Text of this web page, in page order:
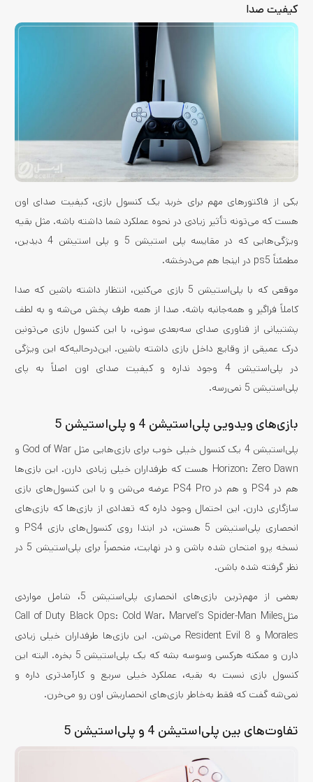
کیفیت صدا
یکی از فاکتورهای مهم برای خرید یک کنسول بازی، کیفیت صدای اون
هست که می‌تونه تأثیر زیادی در نحوه عملکرد شما داشته باشه. مثل بقیه
ویژگی‌هایی که در مقایسه پلی استیشن 5 و پلی استیشن 4 دیدین،
مطمئناً ps5 در اینجا هم می‌‌درخشه.
موقعی که با پلی‌استیشن 5 بازی می‌کنین، انتظار داشته باشین که صدا
کاملاً فراگیر و همه‌جانبه باشه. صدا از همه طرف پخش می‌شه و به لطف
پشتیبانی از فناوری صدای سه‌بعدی سونی، با این کنسول بازی می‌تونین
درک عمیقی از وقایع داخل بازی داشته باشین. این‌درحالیه‌که این ویژگی
در پلی‌استیشن 4 وجود نداره و کیفیت صدای اون اصلاً به پای
پلی‌استیشن 5 نمی‌رسه.
بازی‌های ویدویی پلی‌استیشن 4 و پلی‌استیشن 5
پلی‌استیشن 4 یک کنسول خیلی خوب برای بازی‌هایی مثل God of War و
Horizon: Zero Dawn هست که طرفداران خیلی زیادی دارن. این بازی‌ها
هم در PS4 و هم در PS4 Pro عرضه می‌شن و با این کنسول‌های بازی
سازگاری دارن. این احتمال وجود داره که تعدادی از بازی‌ها که بازی‌های
انحصاری پلی‌استیشن 5 هستن، در ابتدا روی کنسول‌های بازی PS4 و
نسخه پرو امتحان شده باشن و در نهایت، منحصراً برای پلی‌استیشن 5 در
نظر گرفته شده باشن.
بعضی از مهم‌ترین بازی‌های انحصاری پلی‌استیشن 5، شامل مواردی
مثلCall of Duty Black Ops: Cold War، Marvel’s Spider-Man Miles
Morales و Resident Evil 8 می‌شن. این بازی‌ها طرفداران خیلی زیادی
دارن و ممکنه هرکسی وسوسه بشه که یک پلی‌استیشن 5 بخره. البته این
کنسول بازی نسبت به بقیه، عملکرد خیلی سریع و کارآمدتری داره و
نمی‌شه گفت که فقط به‌خاطر بازی‌های انحصاریش اون رو می‌خرن.
تفاوت‌های بین پلی‌استیشن 4 و پلی‌استیشن 5